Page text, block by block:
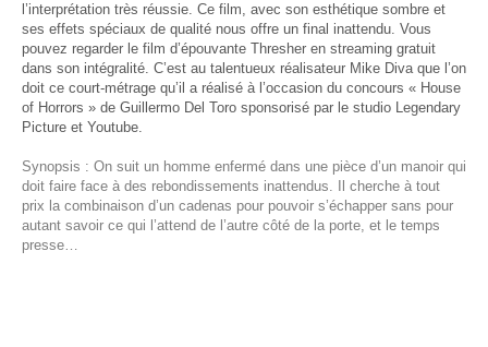
l’interprétation très réussie. Ce film, avec son esthétique sombre et
ses effets spéciaux de qualité nous offre un final inattendu. Vous
pouvez regarder le film d’épouvante Thresher en streaming gratuit
dans son intégralité. C’est au talentueux réalisateur Mike Diva que l’on
doit ce court-métrage qu’il a réalisé à l’occasion du concours « House
of Horrors » de Guillermo Del Toro sponsorisé par le studio Legendary
Picture et Youtube.
Synopsis : On suit un homme enfermé dans une pièce d’un manoir qui
doit faire face à des rebondissements inattendus. Il cherche à tout
prix la combinaison d’un cadenas pour pouvoir s’échapper sans pour
autant savoir ce qui l’attend de l’autre côté de la porte, et le temps
presse…